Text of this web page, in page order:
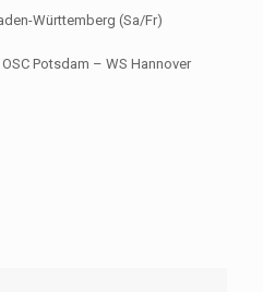
Württemberg (Sa/Fr)
Potsdam – WS Hannover